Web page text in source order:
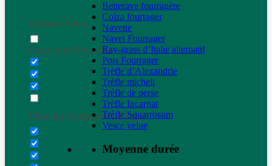
Generic filters
Exact matches only
Filter by Custom Post Type
Betterave fourragère
Colza fourrager
Navette
Navet Fourrager
Ray-grass d’Italie alternatif
Pois Fourrager
Trèfle d’Alexandrie
Trèfle micheli
Trèfle de perse
Trèfle Incarnat
Trèfle Squarrosum
Vesce velue
Moyenne durée